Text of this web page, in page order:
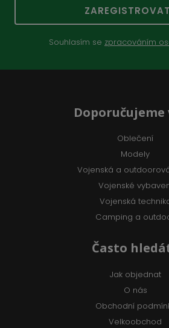
Souhlasím se zpracováním
Doporučujeme
Oblečení
Modely
Vojenská a
Vojenské
Vojenská
Camping a
Často
Jak objednat
O nás
Obchodní
Velkoobchod